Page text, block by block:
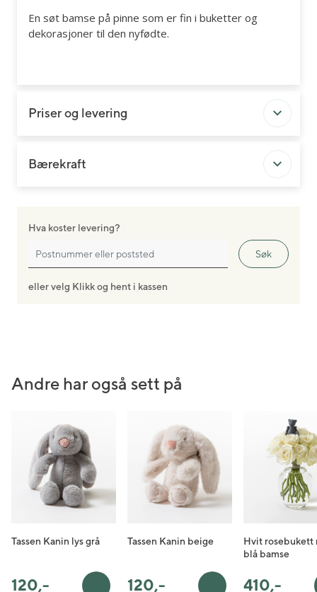
En søt bamse på pinne som er fin i buketter og
dekorasjoner til den nyfødte.
Priser og levering
Bærekraft
Hva koster levering?
Søk
eller velg Klikk og hent i kassen
Andre har også sett på
Tassen Kanin lys grå
120,-
Tassen Kanin beige
120,-
Hvit rosebukett
blå bamse
410,-